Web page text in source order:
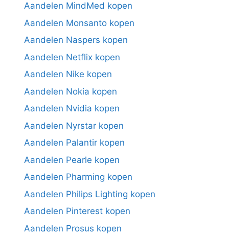
Aandelen MindMed kopen
Aandelen Monsanto kopen
Aandelen Naspers kopen
Aandelen Netflix kopen
Aandelen Nike kopen
Aandelen Nokia kopen
Aandelen Nvidia kopen
Aandelen Nyrstar kopen
Aandelen Palantir kopen
Aandelen Pearle kopen
Aandelen Pharming kopen
Aandelen Philips Lighting kopen
Aandelen Pinterest kopen
Aandelen Prosus kopen